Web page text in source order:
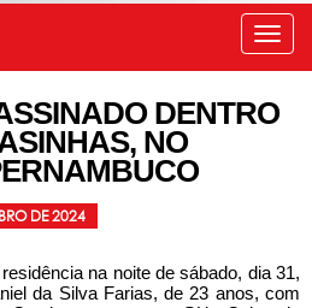
DENTRO
NO
DE 2024
na noite de sábado, dia 31,
da Silva Farias, de 23 anos, com